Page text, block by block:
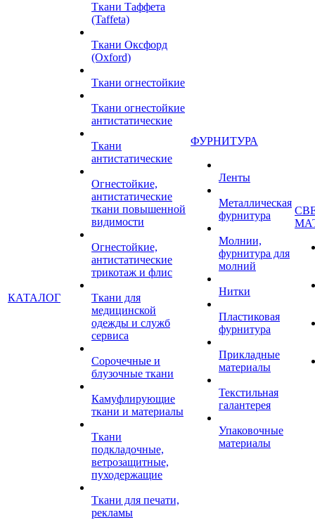
КАТАЛОГ
Ткани Таффета
(Taffeta)
Ткани Оксфорд
(Oxford)
Ткани огнестойкие
Ткани огнестойкие
антистатические
Ткани
антистатические
Огнестойкие,
антистатические
ткани повышенной
видимости
Огнестойкие,
антистатические
трикотаж и флис
Ткани для
медицинской
одежды и служб
сервиса
Сорочечные и
блузочные ткани
Камуфлирующие
ткани и материалы
Ткани
подкладочные,
ветрозащитные,
пуходержащие
Ткани для печати,
рекламы
ФУРНИТУРА
Ленты
Металлическая
фурнитура
Молнии,
фурнитура для
молний
Нитки
Пластиковая
фурнитура
Прикладные
материалы
Текстильная
галантерея
Упаковочные
материалы